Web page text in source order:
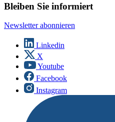
Bleiben Sie informiert
Newsletter abonnieren
Linkedin
X
Youtube
Facebook
Instagram